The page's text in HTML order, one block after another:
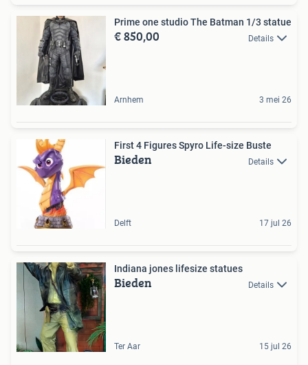
Prime one studio The Batman 1/3 statue
€ 850,00 Details
Arnhem 3 mei 26
First 4 Figures Spyro Life-size Buste
Bieden Details
Delft 17 jul 26
Indiana jones lifesize statues
Bieden Details
Ter Aar 15 jul 26